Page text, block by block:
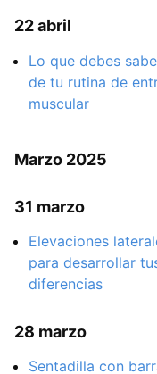
22 abril
Lo que debes
de tu rutina de
muscular
Marzo 2025
31 marzo
Elevaciones
para desarrollar
diferencias
28 marzo
Sentadilla con